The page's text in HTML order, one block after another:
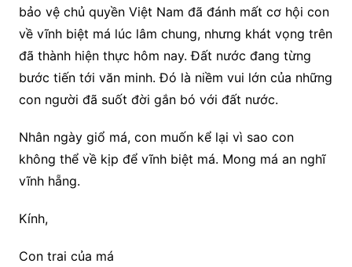
bảo vệ chủ quyền Việt Nam đã đánh mất cơ hội con
về vĩnh biệt má lúc lâm chung, nhưng khát vọng trên
đã thành hiện thực hôm nay. Đất nước đang từng
bước tiến tới văn minh. Đó là niềm vui lớn của những
con người đã suốt đời gắn bó với đất nước.
Nhân ngày giổ má, con muốn kể lại vì sao con
không thể về kịp để vĩnh biệt má. Mong má an nghĩ
vĩnh hẵng.
Kính,
Con trai của má